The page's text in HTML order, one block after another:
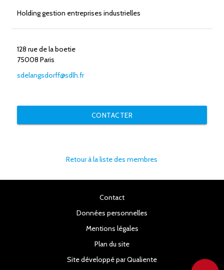
Holding gestion entreprises industrielles
128 rue de la boetie
75008 Paris
sdelangsdorff@sdlh.fr
CONTACTER
Retour à la liste des membres
Contact
Données personnelles
Mentions légales
Plan du site
Site développé par Qualiente